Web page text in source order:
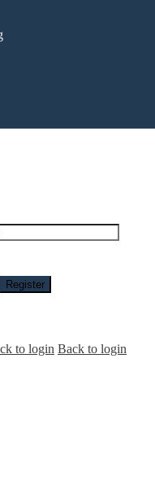
Register
to login Back to login